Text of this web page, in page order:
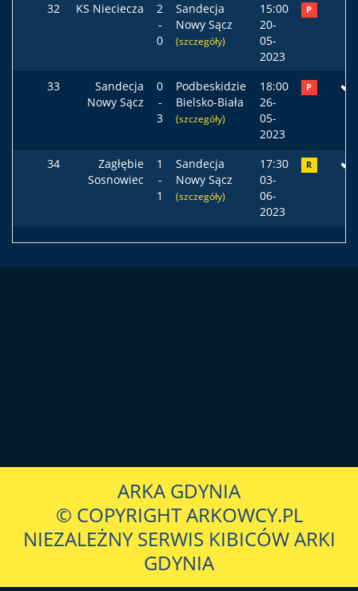
32 KS Nieciecza
2
-
0
Sandecja
Nowy Sącz
(szczegóły)
15:00
20-
05-
2023
P
33
Sandecja
Nowy Sącz
0
-
3
Podbeskidzie
Bielsko-Biała
(szczegóły)
18:00
26-
05-
2023
P
34
Zagłębie
Sosnowiec
1
-
1
Sandecja
Nowy Sącz
(szczegóły)
17:30
03-
06-
2023
R
ARKA GDYNIA
© COPYRIGHT ARKOWCY.PL
NIEZALEŻNY SERWIS KIBICÓW ARKI
GDYNIA